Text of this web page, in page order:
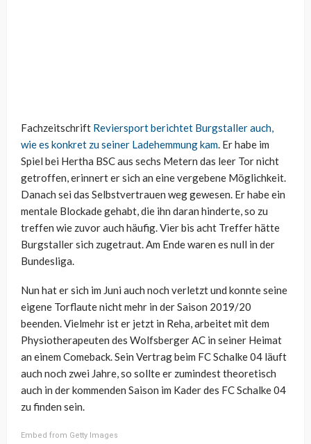
Fachzeitschrift Reviersport berichtet Burgstaller auch,
wie es konkret zu seiner Ladehemmung kam. Er habe im
Spiel bei Hertha BSC aus sechs Metern das leer Tor nicht
getroffen, erinnert er sich an eine vergebene Möglichkeit.
Danach sei das Selbstvertrauen weg gewesen. Er habe ein
mentale Blockade gehabt, die ihn daran hinderte, so zu
treffen wie zuvor auch häufig. Vier bis acht Treffer hätte
Burgstaller sich zugetraut. Am Ende waren es null in der
Bundesliga.
Nun hat er sich im Juni auch noch verletzt und konnte seine
eigene Torflaute nicht mehr in der Saison 2019/20
beenden. Vielmehr ist er jetzt in Reha, arbeitet mit dem
Physiotherapeuten des Wolfsberger AC in seiner Heimat
an einem Comeback. Sein Vertrag beim FC Schalke 04 läuft
auch noch zwei Jahre, so sollte er zumindest theoretisch
auch in der kommenden Saison im Kader des FC Schalke 04
zu finden sein.
Embed from Getty Images